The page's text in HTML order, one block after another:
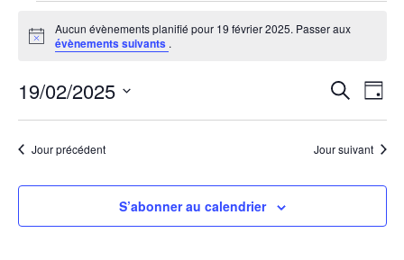
Évènements
for
19
février
2025
Notice
Aucun évènements planifié pour 19 février 2025. Passer aux
évènements suivants .
et
vues
Recherche
de
Jour
19/02/2025
Sélectionnez
uneJour précédent Jour suivant
S’abonner au calendrier